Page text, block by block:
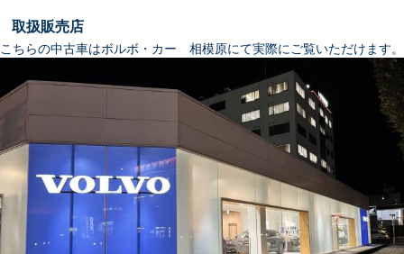
取扱販売店
こちらの中古車はボルボ・カー 相模原にて実際にご覧いただけます。